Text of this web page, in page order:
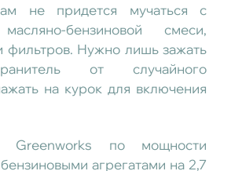
не придется мучаться с
бензиновой смеси,
фильтров. Нужно лишь зажать
от случайного
на курок для включения
Greenworks по мощности
агрегатами на 2,7